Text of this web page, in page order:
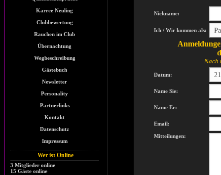
Karree Neuling
Clubbewertung
Rauchen im Club
Übernachtung
Wegbeschreibung
Gästebuch
Newsletter
Personality
Partnerlinks
Kontakt
Datenschutz
Impressum
Wer ist Online
3 Mitglieder online
15 Gäste online
Nickname:
Ich / Wir kommen als:
Nach
Datum:
Name Sie:
Name Er:
Email:
Mitteilungen: